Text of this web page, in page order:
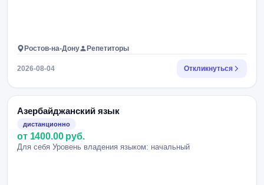
Ростов-на-Дону Репетиторы
2026-08-04 Откликнуться
Азербайджанский язык
дистанционно
от 1400.00 руб.
Для себя Уровень владения языком: начальный